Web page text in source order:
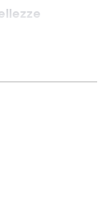
un
per fare